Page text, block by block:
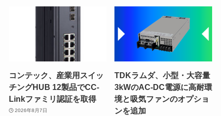
コンテック、産業用スイッ
チングHUB 12製品でCC-
Linkファミリ認証を取得
2026年8月7日
TDKラムダ、小型・大容量
3kWのAC-DC電源に高耐環
境と吸気ファンのオプショ
ンを追加